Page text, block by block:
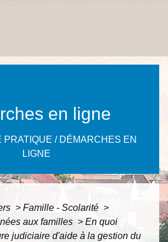
en ligne
PRATIQUE / DÉMARCHES EN
LIGNE
> Famille - Scolarité >
aux familles > En quoi
judiciaire d'aide à la gestion du